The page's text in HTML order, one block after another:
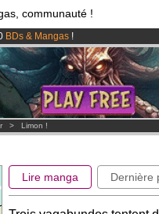
communauté !
BDs & Mangas !
lancé!.
3.95 eurospar mois !Clique ici
> Limon !
Lire manga Dernière